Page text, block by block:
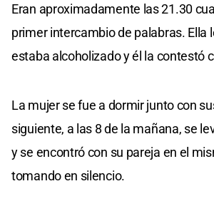
Eran aproximadamente las 21.30
primer intercambio de palabras. Ella
estaba alcoholizado y él la contestó
La mujer se fue a dormir junto con
siguiente, a las 8 de la mañana, se
y se encontró con su pareja en el
tomando en silencio.